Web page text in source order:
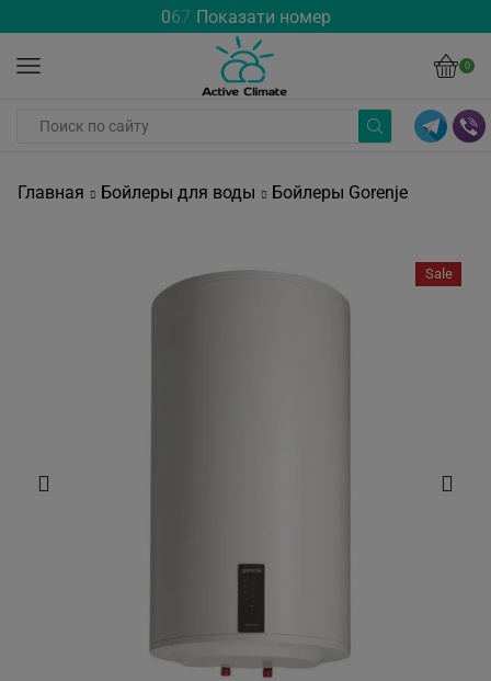
067 Показати номер
0
Главная Бойлеры для воды Бойлеры Gorenje
Sale